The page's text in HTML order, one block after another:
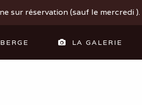
sur réservation (sauf le mercredi ).
LA GALERIE